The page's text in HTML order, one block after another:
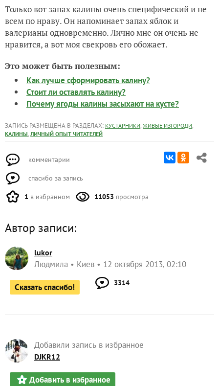
Только вот запах калины очень специфический и не
всем по нраву. Он напоминает запах яблок и
валерианы одновременно. Лично мне он очень не
нравится, а вот моя свекровь его обожает.
Это может быть полезным:
Как лучше сформировать калину?
Стоит ли оставлять калину?
Почему ягоды калины засыхают на кусте?
ЗАПИСЬ РАЗМЕЩЕНА В РАЗДЕЛАХ: КУСТАРНИКИ, ЖИВЫЕ ИЗГОРОДИ,
КАЛИНЫ, ЛИЧНЫЙ ОПЫТ ЧИТАТЕЛЕЙ
комментарии
спасибо за запись
1 в избранном 11053 просмотра
Автор записи:
lukor
Людмила Киев 12 октября 2013, 02:10
Сказать спасибо! 3314
Добавили запись в избранное
DJKR12
Добавить в избранное